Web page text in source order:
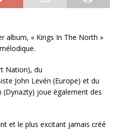
album, « Kings In The North »
Nation), du
John Levén (Europe) et du
joue également des
et le plus excitant jamais créé